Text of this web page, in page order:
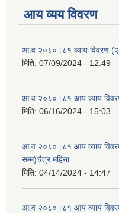
आय व्यय विवरण
आ.व २०८०।८१ व्याय विवरण
मिति: 07/09/2024 - 12:49
आ.व २०८०।८१ आय व्याय
मिति: 06/16/2024 - 15:03
आ.व २०८०।८१ आय व्याय
सम्म)चैत्र महिना
मिति: 04/14/2024 - 14:47
आ.व २०८०।८१ आय व्याय